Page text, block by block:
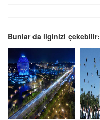
Bunlar da ilginizi çekebilir: